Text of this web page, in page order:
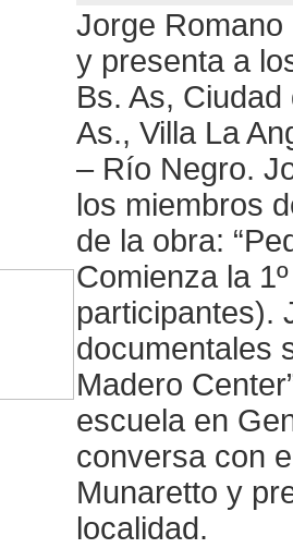
Jorge
y presenta a
Bs. As,
As., Villa La
– Río Negro.
los miembros
de la obra:
Comienza la
participantes).
documentales
Madero
escuela en
conversa con
Munaretto y
localidad.